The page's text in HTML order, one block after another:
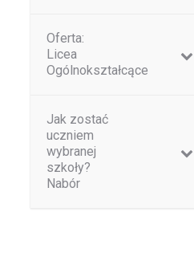
Oferta:
Licea
Ogólnokształcące
Jak zostać
uczniem
wybranej
szkoły?
Nabór